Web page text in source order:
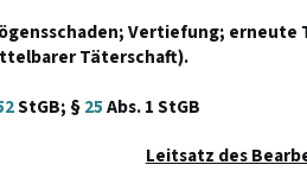
Vertiefung;
Täterschaft).
StGB; §25Abs. 1 StGB
Leitsatz des